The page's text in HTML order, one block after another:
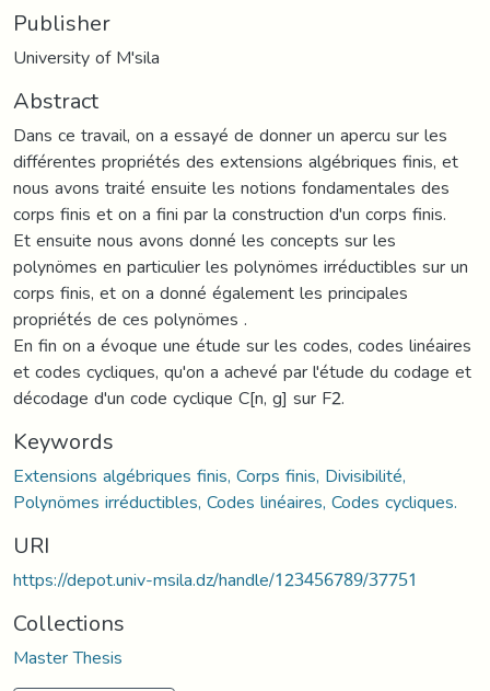
Publisher
University of M'sila
Abstract
Dans ce travail, on a essayé de donner un apercu sur les
différentes propriétés des extensions algébriques finis, et
nous avons traité ensuite les notions fondamentales des
corps finis et on a fini par la construction d'un corps finis.
Et ensuite nous avons donné les concepts sur les
polynömes en particulier les polynömes irréductibles sur un
corps finis, et on a donné également les principales
propriétés de ces polynömes .
En fin on a évoque une étude sur les codes, codes linéaires
et codes cycliques, qu'on a achevé par l'étude du codage et
décodage d'un code cyclique C[n, g] sur F2.
Keywords
Extensions algébriques finis, Corps finis, Divisibilité,
Polynömes irréductibles, Codes linéaires, Codes cycliques.
URI
https://depot.univ-msila.dz/handle/123456789/37751
Collections
Master Thesis